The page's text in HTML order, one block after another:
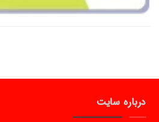
درباره سایت